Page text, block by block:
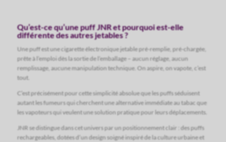
Qu’est-ce qu’une puff JNR et pourquoi est-elle
différente des autres jetables ?
Une puff est une cigarette électronique jetable pré-remplie, pré-chargée,
prête à l’emploi dès la sortie de l’emballage – aucun réglage, aucun
remplissage, aucune manipulation technique. On aspire, on vapote, c’est
tout.
C’est précisément pour cette simplicité absolue que les puffs séduisent
autant les fumeurs qui cherchent une alternative immédiate au tabac que
les vapoteurs qui veulent une solution pratique pour leurs déplacements.
JNR se distingue dans cet univers par un positionnement clair : des puffs
rechargeables, dotées d’un design soigné inspiré de la culture urbaine et